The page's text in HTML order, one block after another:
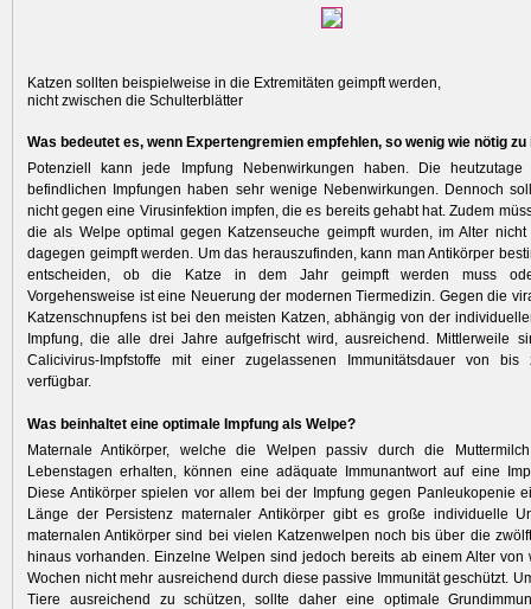
Katzen sollten beispielweise in die Extremitäten geimpft werden,
nicht zwischen die Schulterblätter
Was bedeutet es, wenn Expertengremien empfehlen, so wenig wie nötig zu
Potenziell kann jede Impfung Nebenwirkungen haben. Die
befindlichen Impfungen haben sehr wenige Nebenwirkungen. Dennoch
nicht gegen eine Virusinfektion impfen, die es bereits gehabt hat. Zudem
die als Welpe optimal gegen Katzenseuche geimpft wurden, im Alter nicht
dagegen geimpft werden. Um das herauszufinden, kann man Antikörper
entscheiden, ob die Katze in dem Jahr geimpft werden muss
Vorgehensweise ist eine Neuerung der modernen Tiermedizin. Gegen die
Katzenschnupfens ist bei den meisten Katzen, abhängig von der
Impfung, die alle drei Jahre aufgefrischt wird, ausreichend. Mitt­lerweile
Calicivirus-Impfstoffe mit einer zugelassenen Immunitätsdauer von
verfügbar.
Was beinhaltet eine optimale Impfung als Welpe?
Maternale Antikörper, welche die Welpen passiv durch die
Lebenstagen erhalten, können eine adäquate Immunantwort auf eine
Diese Antikörper spielen vor allem bei der Impfung gegen Panleukopenie
Länge der Persistenz maternaler Antikörper gibt es große individuelle
maternalen Antikörper sind bei vielen Katzenwelpen noch bis über die
hinaus vorhanden. Einzelne Welpen sind jedoch bereits ab einem Alter von
Wochen nicht mehr ausreichend durch diese passive Immunität geschützt.
Tiere ausreichend zu schützen, sollte daher eine optimale